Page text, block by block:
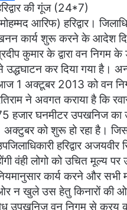
की गूंज (24*7)
आरिफ) हरिद्वार।
कार्य शुरू करने के आदेश
कुमार के द्वारा वन निगम
उद्धघाटन कर दिया गया है।
1 अक्टूबर 2013 को वन
ने अवगत कराया है कि
हजार घनमीटर उपखनिज का
अक्टुबर को शुरू हो रहा है।
हरिद्वार
वंही लोगो को उचित मूल्य
कार्य करने और सभी
न खुले उस हेतु किनारों की
उपखनिज वन निगम से क्रय कर